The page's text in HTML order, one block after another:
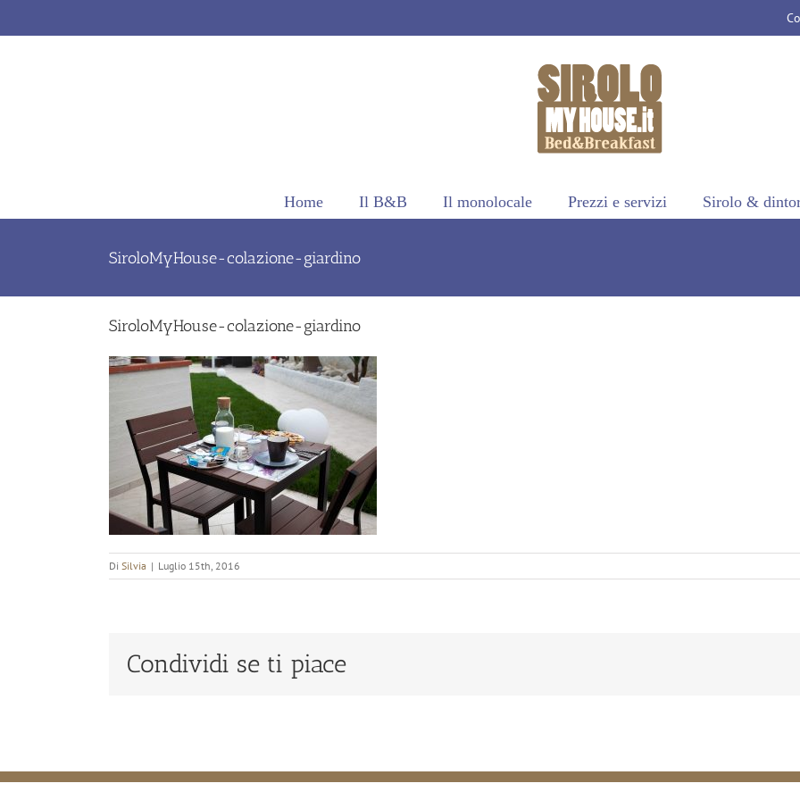
al
Home Il B&B Il monolocale Prezzi e servizi Sirolo &
SiroloMyHouse-colazione-giardino
SiroloMyHouse-colazione-giardino
Di Silvia | Luglio 15th, 2016
Condividi se ti piace